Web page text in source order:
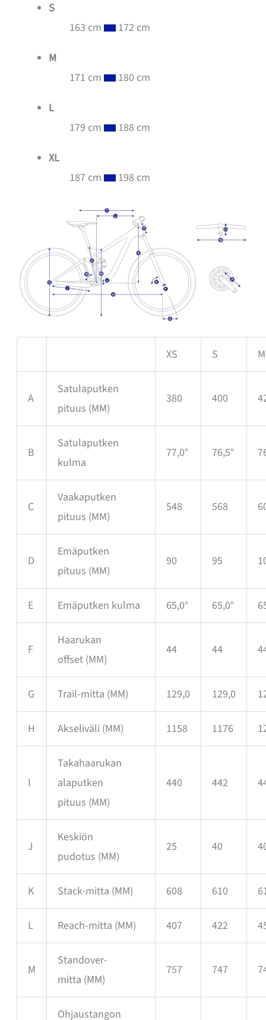
S
163 cm
172 cm
M
171 cm
180 cm
L
179 cm
188 cm
XL
187 cm
198 cm
XS S M
A
Satulaputken
pituus (MM)
380 400
B
Satulaputken
kulma
77,0° 76,5°
C
Vaakaputken
pituus (MM)
548 568
D
Emäputken
pituus (MM)
90 95
E Emäputken kulma 65,0° 65,0°
F
Haarukan
offset (MM)
44 44
G Trail-mitta (MM) 129,0 129,0
H Akseliväli (MM) 1158 1176
I
Takahaarukan
alaputken
pituus (MM)
440 442
J
Keskiön
pudotus (MM)
25 40
K Stack-mitta (MM) 608 610
L Reach-mitta (MM) 407 422
M
Standover-
mitta (MM)
757 747
Ohjaustangon